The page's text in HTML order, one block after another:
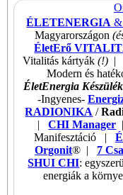
ÉLETENERGIA
Magyarországon
ÉletErő
Vitalitás kártyák (!)|
Modern és
ÉletEnergia
-Ingyenes-
RADIONIKA /
|CHI Manager
Manifesztáció |
Orgonit® | 7
SHUI CHI:
energiák a